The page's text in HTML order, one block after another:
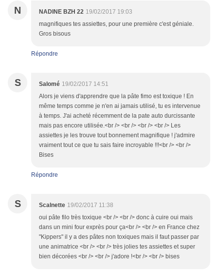
N NADINE BZH 22 19/02/2017 19:03
magnifiques tes assiettes, pour une première c'est géniale.
Gros bisous
Répondre
S Salomé 19/02/2017 14:51
Alors je viens d'apprendre que la pâte fimo est toxique ! En
même temps comme je n'en ai jamais utilisé, tu es intervenue
à temps. J'ai acheté récemment de la pate auto durcissante
mais pas encore utilisée.<br /> <br /> <br /> <br /> Les
assiettes je les trouve tout bonnement magnifique ! j'admire
vraiment tout ce que tu sais faire incroyable !!!<br /> <br />
Bises
Répondre
S Scalnette 19/02/2017 11:38
oui pâte filo très toxique <br /> <br /> donc à cuire oui mais
dans un mini four exprès pour ça<br /> <br /> en France chez
"Kippers" il y a des pâtes non toxiques mais il faut passer par
une animatrice <br /> <br /> très jolies tes assiettes et super
bien décorées <br /> <br /> j'adore !<br /> <br /> bises